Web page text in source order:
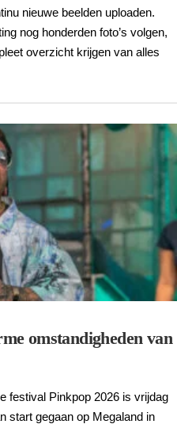
nieuwe beelden uploaden.
nog honderden foto’s volgen,
overzicht krijgen van alles
omstandigheden van
festival Pinkpop 2026 is vrijdag
start gegaan op Megaland in